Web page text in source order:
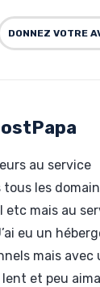
DONNEZ VOTRE
au service
les
etc mais au
eu un
mais avec
et peu